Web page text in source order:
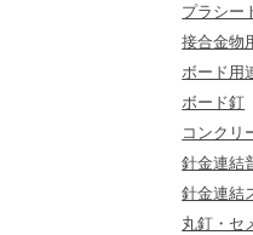
プラシー
接合金物
ボード用
ボード釘
コンクリ
針金連結
針金連結
丸釘・セ